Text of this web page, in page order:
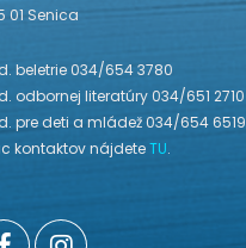
01 Senica
beletrie 034/654 3780
odbornej literatúry 034/651 2710
pre deti a mládež 034/654 6519
kontaktov nájdeteTU.